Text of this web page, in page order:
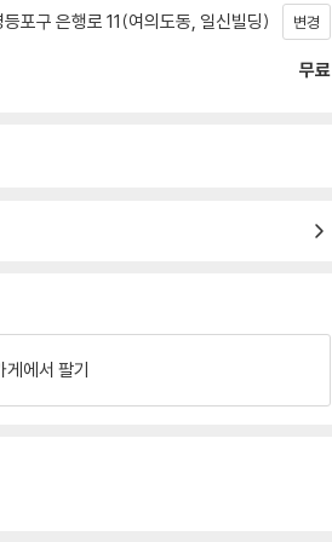
포구 은행로 11(여의도동, 일신빌딩) 변경
무료
게에서 팔기